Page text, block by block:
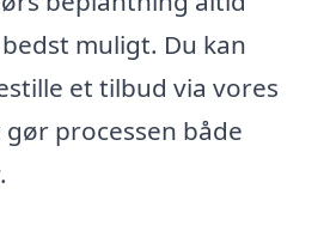
muligt. Du kan
et tilbud via vores
processen både